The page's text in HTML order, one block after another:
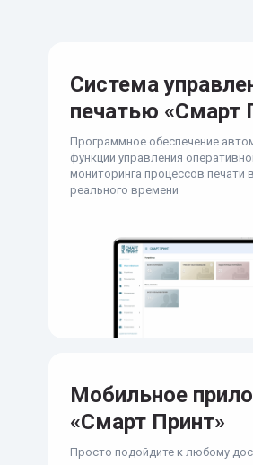
Система
печатью «Смарт
Программное обеспечение
функции управления
мониторинга процессов печати
реального времени
Мобильное
«Смарт Принт»
Просто подойдите к любому